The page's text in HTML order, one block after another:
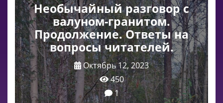
Необычайный разговор с
валуном-гранитом.
Продолжение. Ответы на
вопросы читателей.
Октябрь 12, 2023
450
1